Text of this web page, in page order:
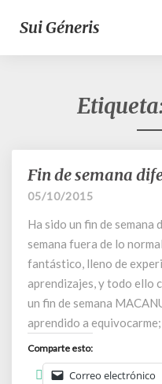
Sui Géneris
Fin
de
diferente
Fin de semana
05/10/2015
Ha sido un fin de semana
semana fuera de lo
fantástico, lleno de
aprendizajes, y todo ello
un fin de semana
aprendido a
Comparte esto:
Correo electrónico